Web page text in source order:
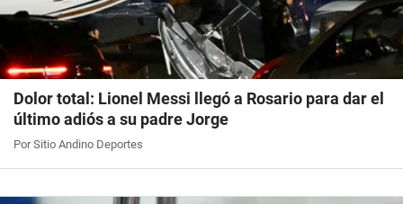
Dolor total: Lionel Messi llegó a Rosario para dar el
último adiós a su padre Jorge
Por Sitio Andino Deportes